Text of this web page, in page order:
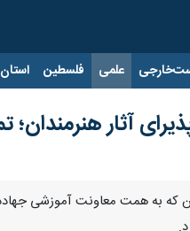
علمی فلسطین
آثار هنرمندان؛